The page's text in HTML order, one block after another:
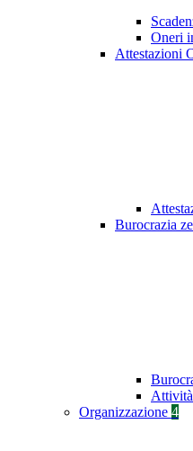
Oneri
Attestazioni
Burocrazia
Organizzazione 4